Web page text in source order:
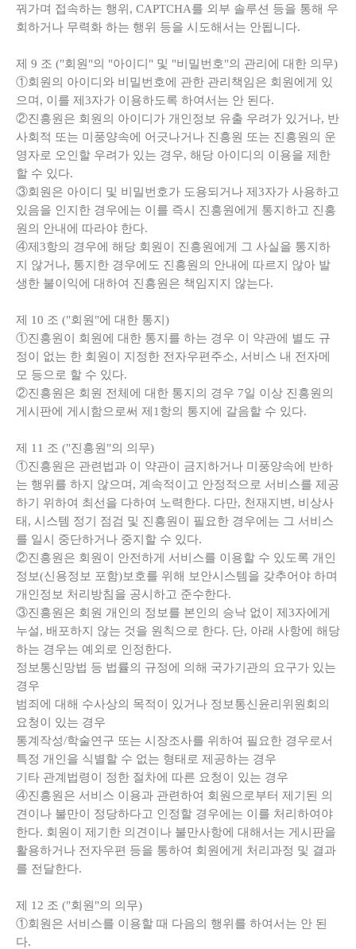
꿔가며 접속하는 행위, CAPTCHA를 외부 솔루션 등을 통해 우
회하거나 무력화 하는 행위 등을 시도해서는 안됩니다.
제 9 조 ("회원 "의 "아이디 " 및 "비밀번호"의 관리에 대한 의무)
①회원의 아이디와 비밀번호에 관한 관리책임은 회원에게 있
으며, 이를 제3자가 이용하도록 하여서는 안 된다.
②진흥원은 회원의 아이디가 개인정보 유출 우려가 있거나, 반
사회적 또는 미풍양속에 어긋나거나 진흥원 또는 진흥원의 운
영자로 오인할 우려가 있는 경우, 해당 아이디의 이용을 제한
할 수 있다.
③회원은 아이디 및 비밀번호가 도용되거나 제3자가 사용하고
있음을 인지한 경우에는 이를 즉시 진흥원에게 통지하고 진흥
원의 안내에 따라야 한다.
④제3항의 경우에 해당 회원이 진흥원에게 그 사실을 통지하
지 않거나, 통지한 경우에도 진흥원의 안내에 따르지 않아 발
생한 불이익에 대하여 진흥원은 책임지지 않는다.
제 10 조 ("회원 "에 대한 통지 )
①진흥원이 회원에 대한 통지를 하는 경우 이 약관에 별도 규
정이 없는 한 회원이 지정한 전자우편주소, 서비스 내 전자메
모 등으로 할 수 있다.
②진흥원은 회원 전체에 대한 통지의 경우 7일 이상 진흥원의
게시판에 게시함으로써 제1항의 통지에 갈음할 수 있다.
제 11 조 ("진흥원 "의 의무)
①진흥원은 관련법과 이 약관이 금지하거나 미풍양속에 반하
는 행위를 하지 않으며, 계속적이고 안정적으로 서비스를 제공
하기 위하여 최선을 다하여 노력한다. 다만, 천재지변, 비상사
태, 시스템 정기 점검 및 진흥원이 필요한 경우에는 그 서비스
를 일시 중단하거나 중지할 수 있다.
②진흥원은 회원이 안전하게 서비스를 이용할 수 있도록 개인
정보(신용정보 포함)보호를 위해 보안시스템을 갖추어야 하며
개인정보 처리방침을 공시하고 준수한다.
③진흥원은 회원 개인의 정보를 본인의 승낙 없이 제3자에게
누설, 배포하지 않는 것을 원칙으로 한다. 단, 아래 사항에 해당
하는 경우는 예외로 인정한다.
정보통신망법 등 법률의 규정에 의해 국가기관의 요구가 있는
경우
범죄에 대해 수사상의 목적이 있거나 정보통신윤리위원회의
요청이 있는 경우
통계작성/학술연구 또는 시장조사를 위하여 필요한 경우로서
특정 개인을 식별할 수 없는 형태로 제공하는 경우
기타 관계법령이 정한 절차에 따른 요청이 있는 경우
④진흥원은 서비스 이용과 관련하여 회원으로부터 제기된 의
견이나 불만이 정당하다고 인정할 경우에는 이를 처리하여야
한다. 회원이 제기한 의견이나 불만사항에 대해서는 게시판을
활용하거나 전자우편 등을 통하여 회원에게 처리과정 및 결과
를 전달한다.
제 12 조 ("회원 "의 의무)
①회원은 서비스를 이용할 때 다음의 행위를 하여서는 안 된
다.